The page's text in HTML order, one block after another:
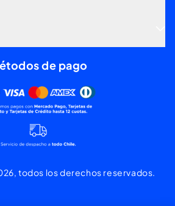
de pago
todos los derechos reservados.